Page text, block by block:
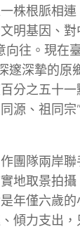
株根脈相
明基因、
向往。現在
邃深摯的原
分之五十一
源、祖同
團隊兩岸
地取景拍攝
年僅六歲
傾力支出